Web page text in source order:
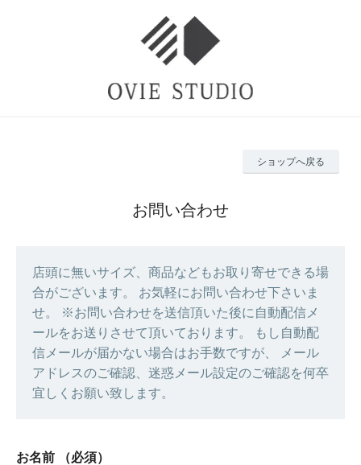
ショップへ戻る
お問い合わせ
店頭に無いサイズ、商品などもお取り寄せできる場
合がございます。 お気軽にお問い合わせ下さいま
せ。 ※お問い合わせを送信頂いた後に自動配信メ
ールをお送りさせて頂いております。 もし自動配
信メールが届かない場合はお手数ですが、 メール
アドレスのご確認、迷惑メール設定のご確認を何卒
宜しくお願い致します。
お名前 （必須）